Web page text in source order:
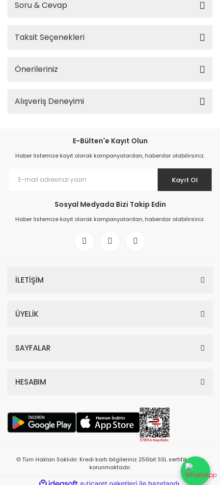
Soru & Cevap
Taksit Seçenekleri
Önerileriniz
Alışveriş Deneyimi
E-Bülten'e Kayıt Olun
Haber listemize kayıt olarak kampanyalardan, haberdar olabilirsiniz.
Kayıt Ol
Sosyal Medyada Bizi Takip Edin
Haber listemize kayıt olarak kampanyalardan, haberdar olabilirsiniz.
İLETİŞİM
ÜYELİK
SAYFALAR
HESABIM
© Tüm Hakları Saklıdır. Kredi kartı bilgileriniz 256bit SSL sertifikası ile
korunmaktadır.
ideasoft ile